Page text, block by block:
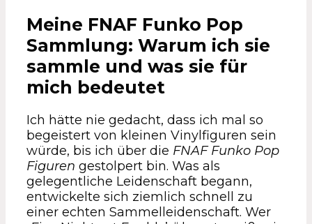
Meine FNAF Funko Pop
Sammlung: Warum ich sie
sammle und was sie für
mich bedeutet
Ich hätte nie gedacht, dass ich mal so
begeistert von kleinen Vinylfiguren sein
würde, bis ich über die FNAF Funko Pop
Figuren gestolpert bin. Was als
gelegentliche Leidenschaft begann,
entwickelte sich ziemlich schnell zu
einer echten Sammelleidenschaft. Wer